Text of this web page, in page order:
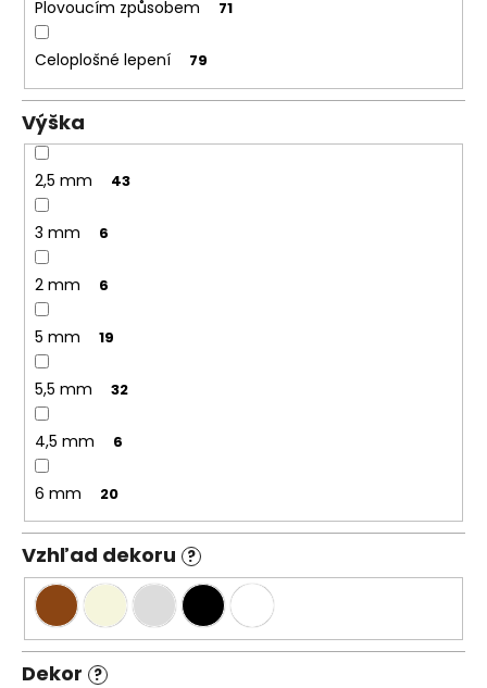
Plovoucím způsobem 71
Celoplošné lepení 79
Výška
2,5 mm 43
3 mm 6
2 mm 6
5 mm 19
5,5 mm 32
4,5 mm 6
6 mm 20
Vzhľad dekoru ?
Dekor ?